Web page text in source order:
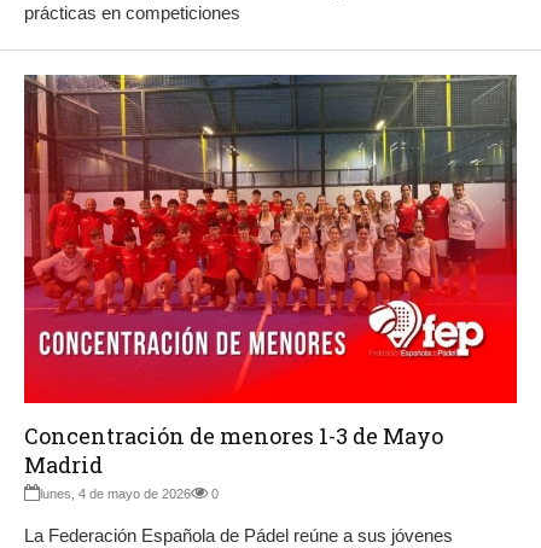
prácticas en competiciones
Concentración de menores 1-3 de Mayo
Madrid
lunes, 4 de mayo de 2026 0
La Federación Española de Pádel reúne a sus jóvenes